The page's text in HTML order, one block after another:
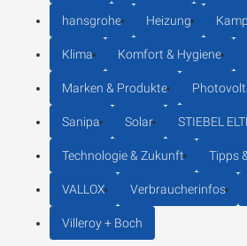
hansgrohe Heizung
Klima Komfort & Hygiene
Marken & Produkte
Sanipa Solar STIEBEL
Technologie & Zukunft Tipps
VALLOX Verbraucherinfos
Villeroy + Boch